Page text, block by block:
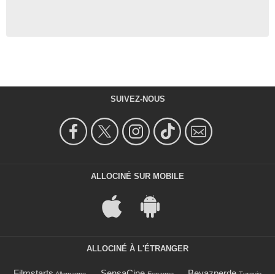
SUIVEZ-NOUS
ALLOCINÉ SUR MOBILE
ALLOCINÉ À L'ÉTRANGER